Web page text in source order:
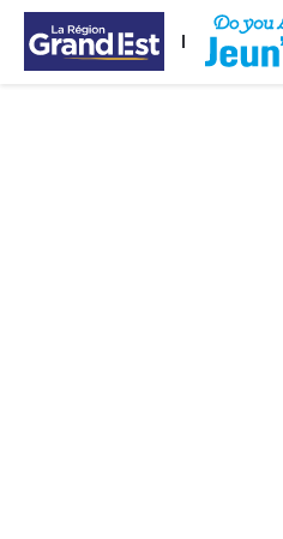
Passer au contenu principal